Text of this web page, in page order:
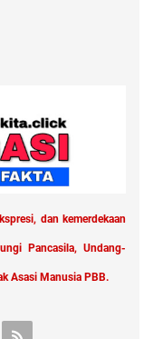
dan kemerdekaan
Pancasila, Undang-
Asasi Manusia PBB.